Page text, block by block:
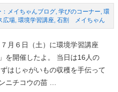
メイちゃんブログ, 学びのコーナー, 環
広場, 環境学習講座, 石割 メイちゃん
月６日（土）に環境学習講座
を開催したよ。 当日は16人の
はじゃがいもの収穫を手伝って
ニチコウの苗 …